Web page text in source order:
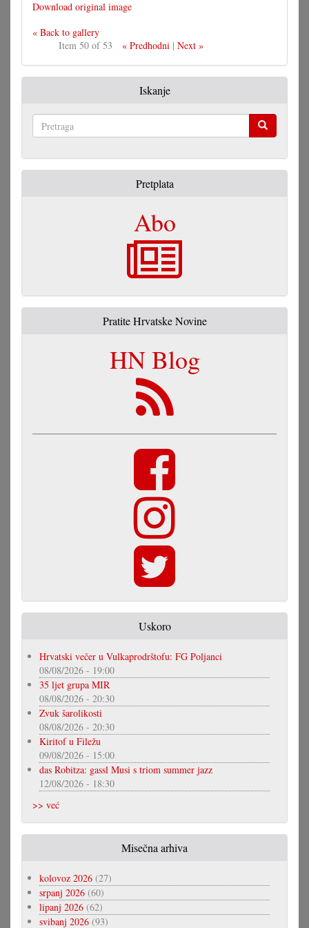
Download original image
« Back to gallery
Item 50 of 53
« Predhodni| Next »
Iskanje
Pretplata
Abo
Pratite Hrvatske Novine
HN Blog
Uskoro
Hrvatski večer u Vulkaprodrštofu: FG Poljanci
08/08/2026 - 19:00
35 ljet grupa MIR
08/08/2026 - 20:30
Zvuk šarolikosti
08/08/2026 - 20:30
Kiritof u Filežu
09/08/2026 - 15:00
das Robitza: gassl Musi s triom summer jazz
12/08/2026 - 18:30
>> već
Misečna arhiva
kolovoz 2026 (27)
srpanj 2026 (60)
lipanj 2026 (62)
svibanj 2026 (93)